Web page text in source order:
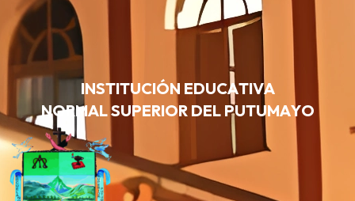
INSTITUCIÓN EDUCATIVA
NORMALSUPERIOR DEL PUTUMAYO